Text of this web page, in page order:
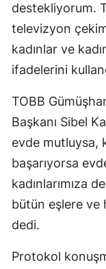
destekliyorum.
televizyon
kadınlar ve
ifadelerini
TOBB
Başkanı Sibel
evde mutluysa,
başarıyorsa
kadınlarımıza
bütün eşlere ve
dedi.
Protokol